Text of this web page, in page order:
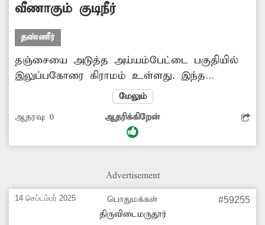
வீணாகும் குடிநீர்
தண்ணீர்
தஞ்சையை அடுத்த அய்யம்பேட்டை பகுதியில்
இலுப்பகோரை கிராமம் உள்ளது. இந்த
கிராமத்தில் உள்ள பஸ் நிறுத்தம் எதிரே குடிநீர்
குழாய் உள்ளது. இந்த குழாய் முறையான
பராமரிப்பின்றி சேதமடைந்து இருக்கிறது.
இதனால் குழாயில் இருந்து குடிநீர் வெளியேறி
அதிகாரிகள் குடிநீர் குழாயை சரி செய்ய
மேலும்
ஆதரவு: 0 ஆதரிக்கிறேன்
Advertisement
14 செப்டம்பர் 2025
பொதுமக்கள்
திருவிடைமருதூர்
#59255